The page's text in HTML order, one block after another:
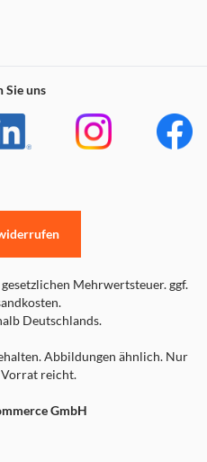
Sie uns
Mehrwertsteuer. ggf.
Deutschlands.
Abbildungen ähnlich. Nur
Vorrat reicht.
GmbH